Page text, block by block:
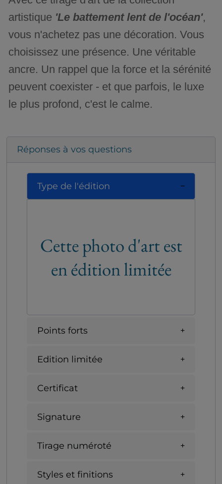
artistique 'Le battement lent de l'océan',
vous n'achetez pas une décoration. Vous
choisissez une présence. Une véritable
ancre. Un rappel que la force et la sérénité
peuvent coexister - et que parfois, le luxe
le plus profond, c'est le calme.
Réponses à vos questions
Type de l'édition
Cette photo d'art est
en édition limitée
Points forts
Edition limitée
Certificat
Signature
Tirage numéroté
Styles et finitions